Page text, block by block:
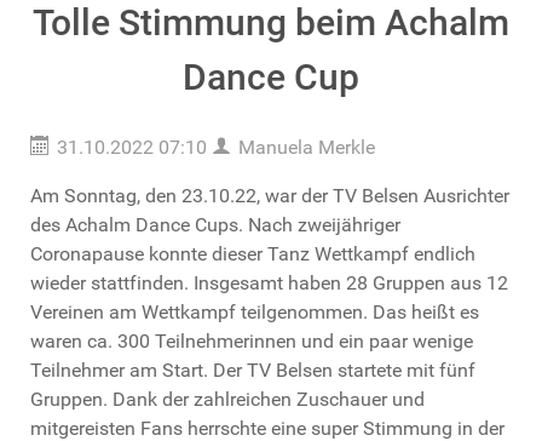
Tolle Stimmung beim Achalm
Dance Cup
31.10.2022 07:10 Manuela Merkle
Am Sonntag, den 23.10.22, war der TV Belsen Ausrichter
des Achalm Dance Cups. Nach zweijähriger
Coronapause konnte dieser Tanz Wettkampf endlich
wieder stattfinden. Insgesamt haben 28 Gruppen aus 12
Vereinen am Wettkampf teilgenommen. Das heißt es
waren ca. 300 Teilnehmerinnen und ein paar wenige
Teilnehmer am Start. Der TV Belsen startete mit fünf
Gruppen. Dank der zahlreichen Zuschauer und
mitgereisten Fans herrschte eine super Stimmung in der